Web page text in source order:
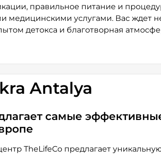
правильное питание и
медицинскими услугами. Вас ждет
детокса и благотворная
Antalya
самые
TheLifeCo предлагает